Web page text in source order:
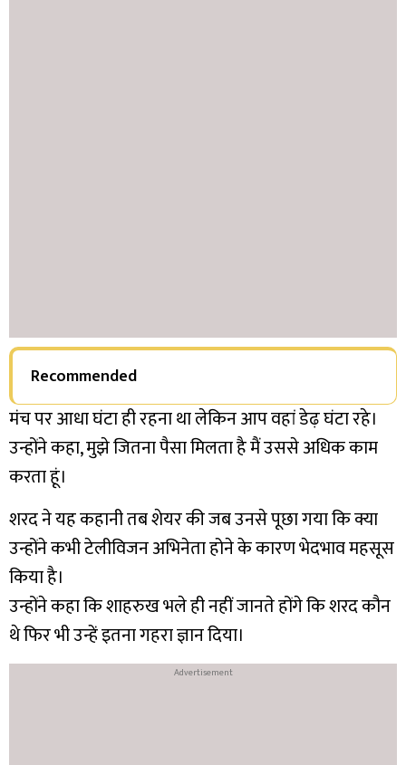
Recommended
मंच पर आधा घंटा ही रहना था लेकिन आप वहां डेढ़ घंटा रहे।
उन्होंने कहा, मुझे जितना पैसा मिलता है मैं उससे अधिक काम
करता हूं।
शरद ने यह कहानी तब शेयर की जब उनसे पूछा गया कि क्या
उन्होंने कभी टेलीविजन अभिनेता होने के कारण भेदभाव महसूस
किया है।
उन्होंने कहा कि शाहरुख भले ही नहीं जानते होंगे कि शरद कौन
थे फिर भी उन्हें इतना गहरा ज्ञान दिया।